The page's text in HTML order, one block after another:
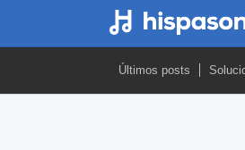
Últimos posts